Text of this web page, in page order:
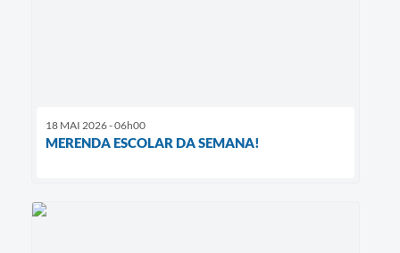
18 MAI 2026 - 06h00
MERENDA ESCOLAR DA SEMANA!